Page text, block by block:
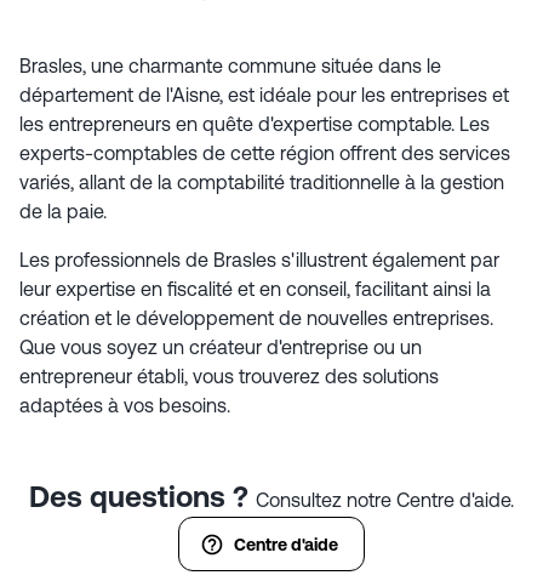
Brasles, une charmante commune située dans le
département de l'Aisne, est idéale pour les entreprises et
les entrepreneurs en quête d'expertise comptable. Les
experts-comptables de cette région offrent des services
variés, allant de la comptabilité traditionnelle à la gestion
de la paie.
Les professionnels de Brasles s'illustrent également par
leur expertise en fiscalité et en conseil, facilitant ainsi la
création et le développement de nouvelles entreprises.
Que vous soyez un créateur d'entreprise ou un
entrepreneur établi, vous trouverez des solutions
adaptées à vos besoins.
Des questions ? Consultez notre Centre d'aide.
Centre d'aide